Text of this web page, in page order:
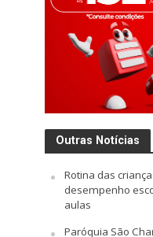
Outras Notícias
Rotina das
desempenho
aulas
Paróquia São